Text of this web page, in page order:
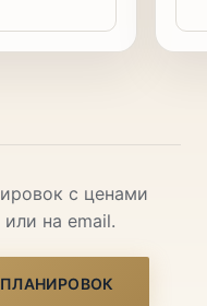
с ценами
на email.